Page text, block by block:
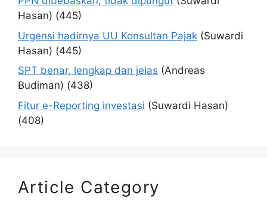
Hasan) (445)
Urgensi hadirnya UU Konsultan Pajak (Suwardi
Hasan) (445)
SPT benar, lengkap dan jelas (Andreas
Budiman) (438)
Fitur e-Reporting investasi (Suwardi Hasan)
(408)
Article Category